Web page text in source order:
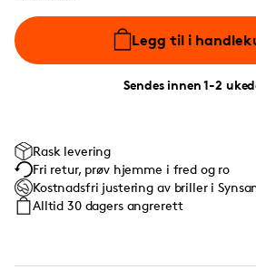
Legg til i
Sendes innen 1-2
Rask levering
Fri retur, prøv hjemme i fred og ro
Kostnadsfri justering av briller i
Alltid 30 dagers angrerett